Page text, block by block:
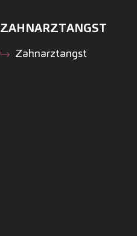
ZAHNARZTANGST
Zahnarztangst